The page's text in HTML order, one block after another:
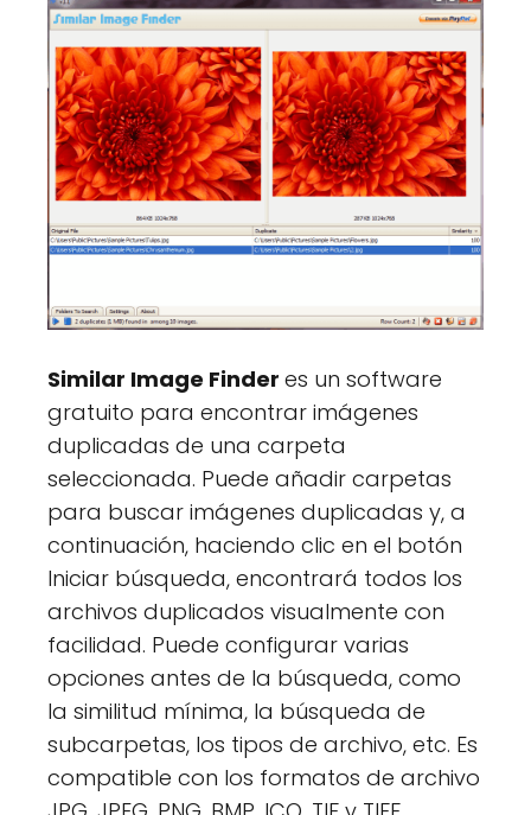
Similar Image Finder es un software
gratuito para encontrar imágenes
duplicadas de una carpeta
seleccionada. Puede añadir carpetas
para buscar imágenes duplicadas y, a
continuación, haciendo clic en el botón
Iniciar búsqueda, encontrará todos los
archivos duplicados visualmente con
facilidad. Puede configurar varias
opciones antes de la búsqueda, como
la similitud mínima, la búsqueda de
subcarpetas, los tipos de archivo, etc. Es
compatible con los formatos de archivo